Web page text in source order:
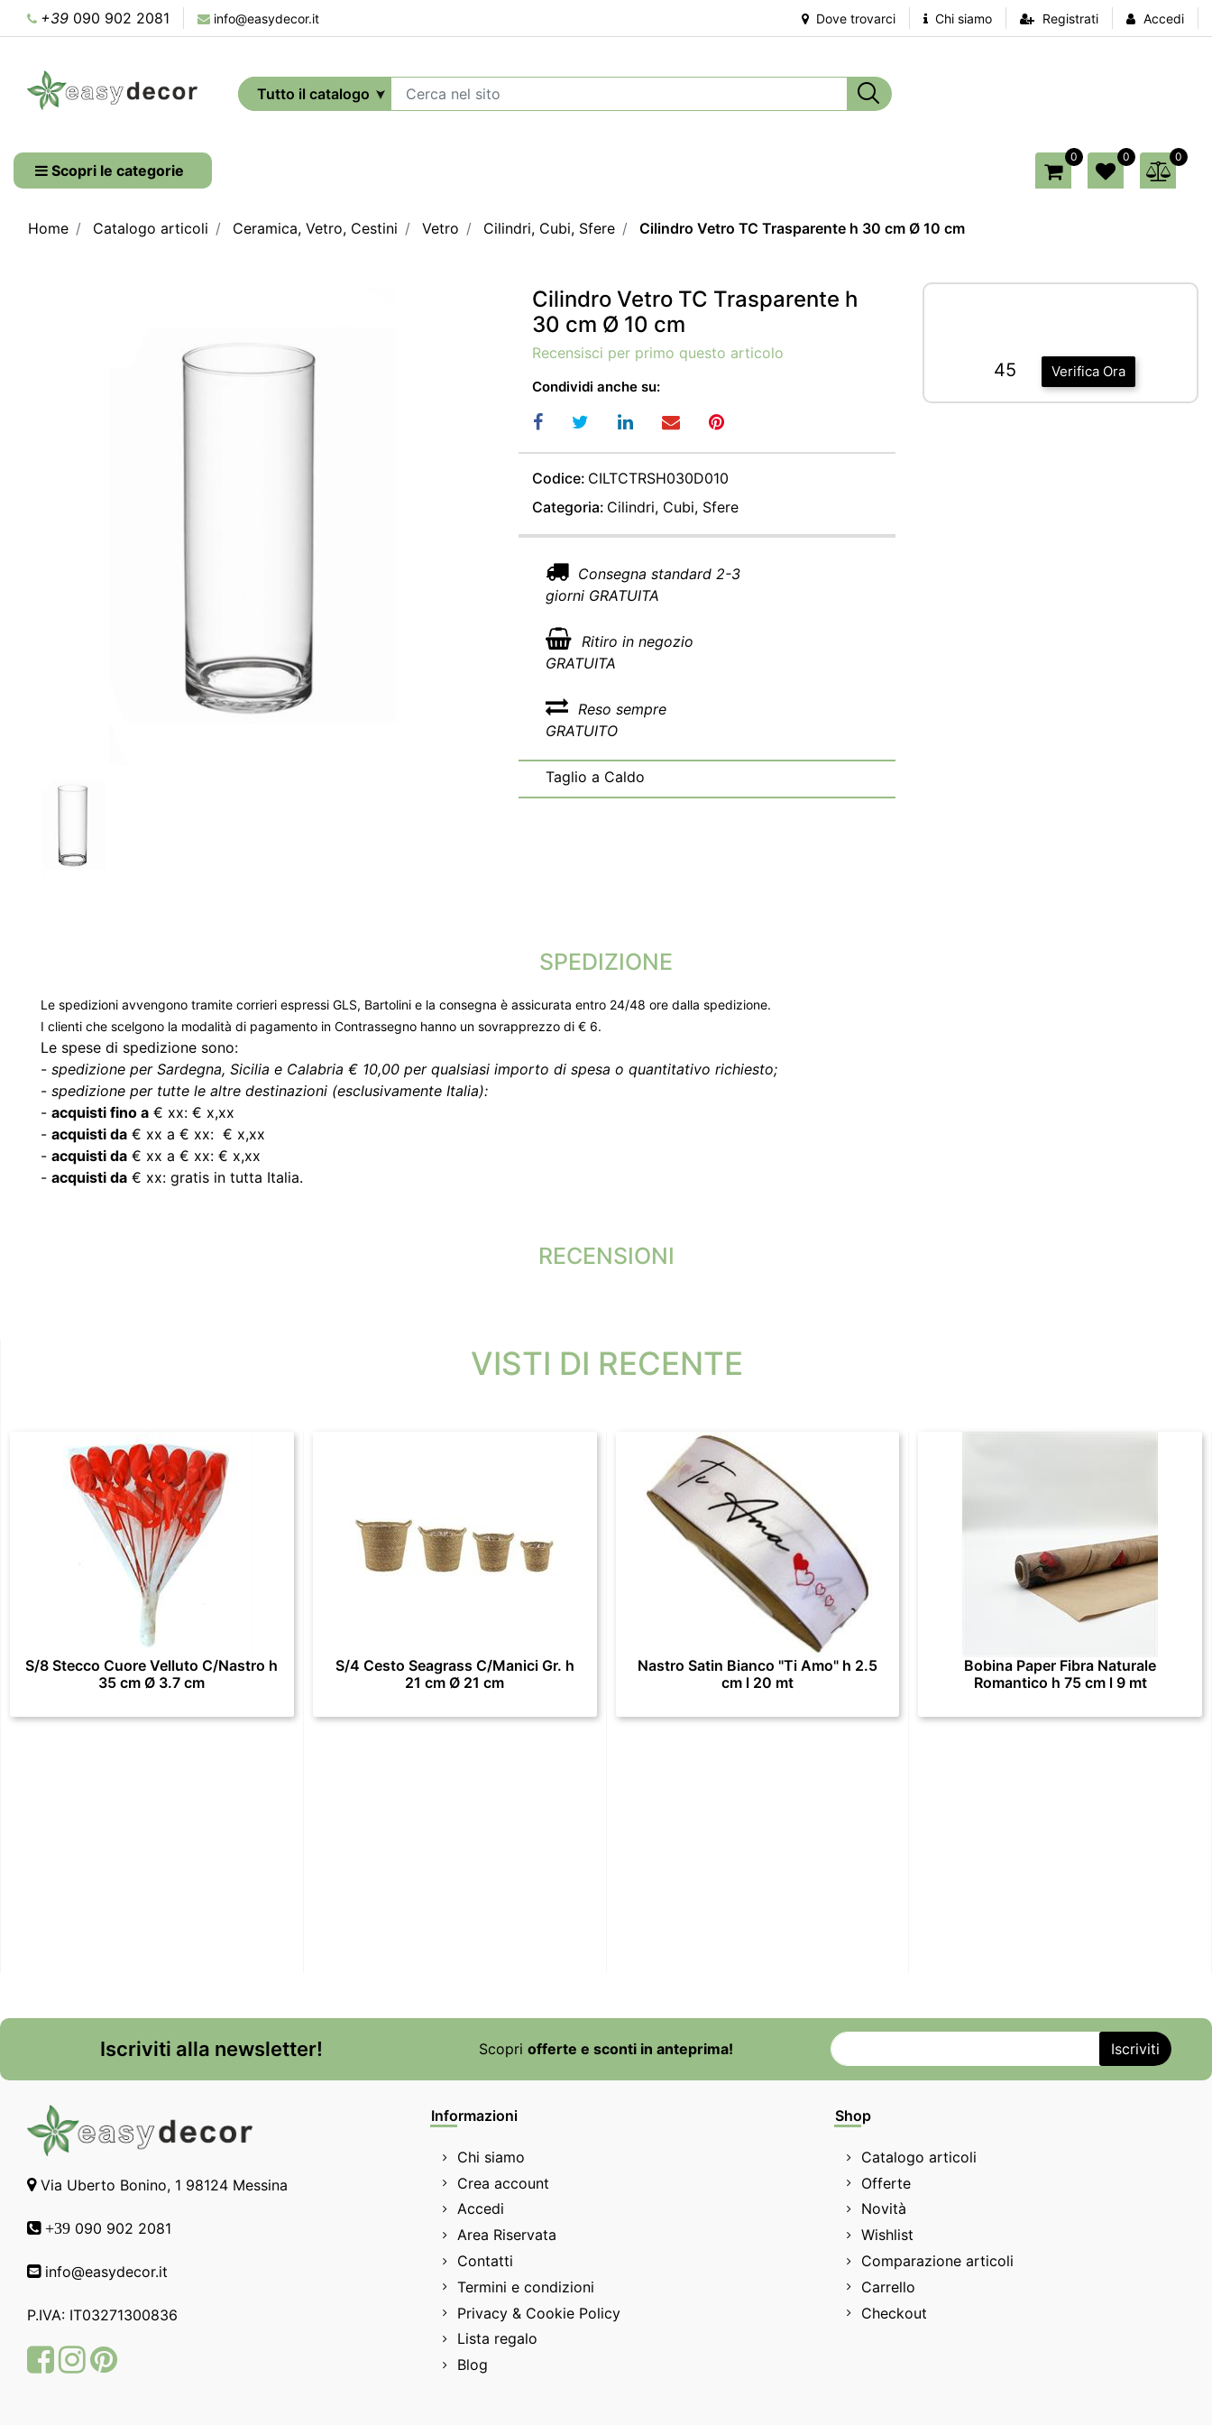
+39 090 902 2081 info@easydecor.it Dove trovarci Chi siamo Registrati Accedi
Scopri le categorie
0 0 0
Home Catalogo articoli Ceramica, Vetro, Cestini Vetro Cilindri, Cubi, Sfere Cilindro Vetro TC Trasparente h 30 cm Ø 10 cm
Cilindro Vetro TC Trasparente h
30 cm Ø 10 cm
Recensisci per primo questo articolo
Condividi anche su:
Codice: CILTCTRSH030D010
Categoria: Cilindri, Cubi, Sfere
Consegna standard 2-3
giorni GRATUITA
Ritiro in negozio
GRATUITA
Reso sempre
GRATUITO
Taglio a Caldo
Verifica Ora
45
SPEDIZIONE
Le spedizioni avvengono tramite corrieri espressi GLS, Bartolini e la consegna è assicurata entro 24/48 ore dalla spedizione.
I clienti che scelgono la modalità di pagamento in Contrassegno hanno un sovrapprezzo di € 6.
Le spese di spedizione sono:
- spedizione per Sardegna, Sicilia e Calabria € 10,00 per qualsiasi importo di spesa o quantitativo richiesto;
- spedizione per tutte le altre destinazioni (esclusivamente Italia):
- acquisti fino a € xx: € x,xx
- acquisti da € xx a € xx: € x,xx
- acquisti da € xx a € xx: € x,xx
- acquisti da € xx: gratis in tutta Italia.
RECENSIONI
VISTI DI RECENTE
S/8 Stecco Cuore Velluto C/Nastro h
35 cm Ø 3.7 cm
S/4 Cesto Seagrass C/Manici Gr. h
21 cm Ø 21 cm
Nastro Satin Bianco "Ti Amo" h 2.5
cm l 20 mt
Bobina Paper Fibra Naturale
Romantico h 75 cm l 9 mt
Iscriviti alla newsletter! Scopri offerte e sconti in anteprima!
Via Uberto Bonino, 1 98124 Messina
+39 090 902 2081
info@easydecor.it
P.IVA: IT03271300836
FacebookInstagram
Pinterest
Informazioni
Chi siamo
Crea account
Accedi
Area Riservata
Contatti
Termini e condizioni
Privacy & Cookie Policy
Lista regalo
Blog
Shop
Catalogo articoli
Offerte
Novità
Wishlist
Comparazione articoli
Carrello
Checkout